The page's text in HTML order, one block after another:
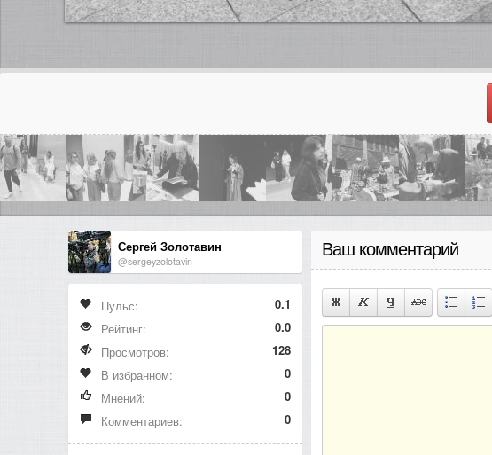
Сергей Золотавин
@sergeyzolotavin
Пульс:
0.1
Рейтинг:
0.0
Просмотров:
128
В избранном:
0
Мнений:
0
Комментариев:
0
Ваш комментарий